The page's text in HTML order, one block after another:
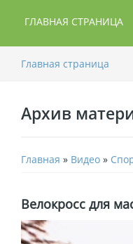
ГЛАВНАЯ СТРАНИЦА
Главная страница
Архив
Главная » Видео »
Велокросс для